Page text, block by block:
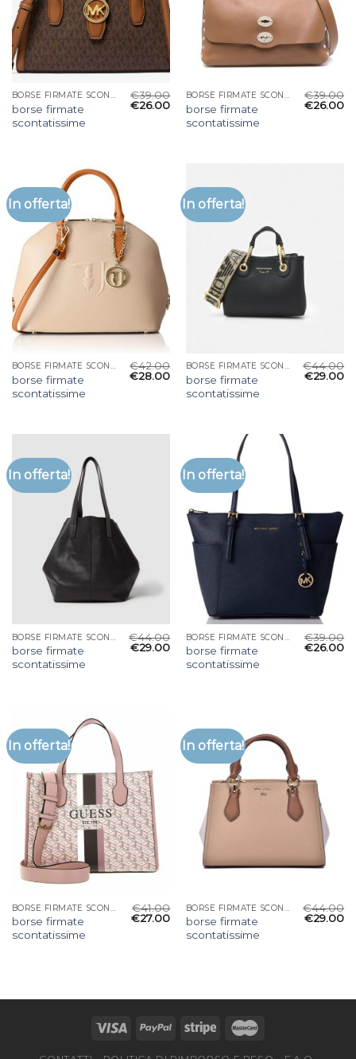
BORSE FIRMATE SCONTATISSIME
borse firmate
scontatissime
€39.00
€26.00
BORSE FIRMATE SCONTATISSIME
borse firmate
scontatissime
€39.00
€26.00
In offerta!
BORSE FIRMATE SCONTATISSIME
borse firmate
scontatissime
€42.00
€28.00
In offerta!
BORSE FIRMATE SCONTATISSIME
borse firmate
scontatissime
€44.00
€29.00
In offerta!
borse firmate
scontatissime
€44.00
€29.00
In offerta!
borse firmate
scontatissime
€39.00
€26.00
In offerta!
BORSE FIRMATE SCONTATISSIME
borse firmate
scontatissime
€41.00
€27.00
In offerta!
BORSE FIRMATE SCONTATISSIME
borse firmate
scontatissime
€44.00
€29.00